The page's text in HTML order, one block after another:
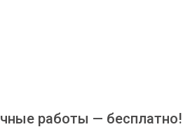
работы — бесплатно!